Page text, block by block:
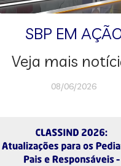
SBP EM
Veja mais
08/06/2026